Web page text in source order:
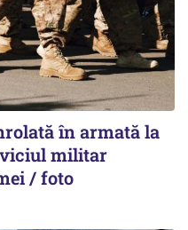
în armată la
militar
/ foto